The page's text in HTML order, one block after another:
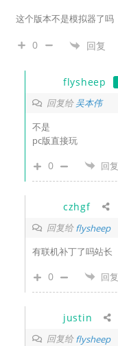
这个版本不是模拟器了吗
0 回复
flysheep
回复给吴本伟
不是
pc版直接玩
0 回复
czhgf
回复给flysheep
有联机补丁了吗站长
0 回复
justin
回复给flysheep